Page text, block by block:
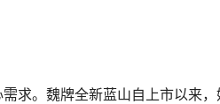
求。魏牌全新蓝山自上市以来